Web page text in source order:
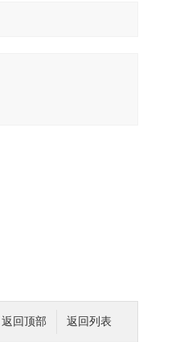
返回列表
返回顶部